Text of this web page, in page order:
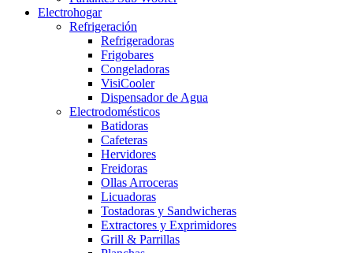
Electrohogar
Refrigeración
Refrigeradoras
Frigobares
Congeladoras
VisiCooler
Dispensador de Agua
Electrodomésticos
Batidoras
Cafeteras
Hervidores
Freidoras
Ollas Arroceras
Licuadoras
Tostadoras y Sandwicheras
Extractores y Exprimidores
Grill & Parrillas